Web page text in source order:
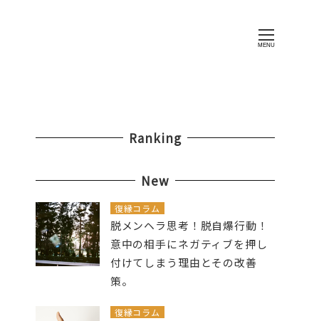
MENU
Ranking
New
復縁コラム
脱メンヘラ思考！脱自爆行動！
意中の相手にネガティブを押し
付けてしまう理由とその改善
策。
復縁コラム